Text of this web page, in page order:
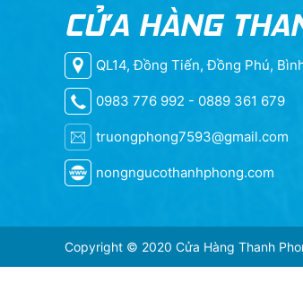
CỬA HÀNG
QL14, Đồng Tiến, Đồng Phú,
0983 776 992 - 0889 361 679
truongphong7593@gmail.com
nongngucothanhphong.com
Copyright © 2020 Cửa Hàng Thanh